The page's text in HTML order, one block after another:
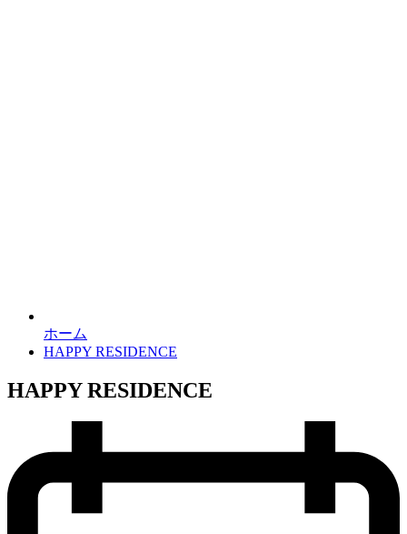
ホーム
HAPPY RESIDENCE
HAPPY RESIDENCE